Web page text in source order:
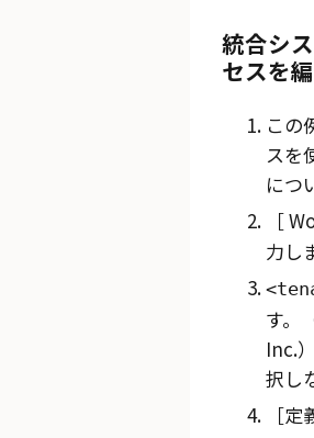
統合シ
セスを
この
スを
につ
力し
す。
Inc.
択し
定